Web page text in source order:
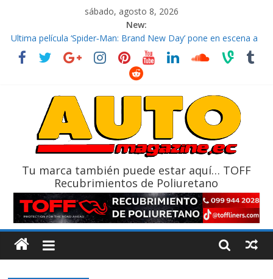
sábado, agosto 8, 2026
New:
El costo de tener un vehículo gana protagonismo a la hora de
decidir
Ultima película ‘Spider‑Man: Brand New Day’ pone en escena a
La Vuelta al Ecuador 2026, edición 47ª, recorre 7 provincias en 8
La FEDAK recibe 12 Sinotruk Bolden para cubrir las rutas de La
Tu marca también puede estar aquí… TOFF
Recubrimientos de Poliuretano